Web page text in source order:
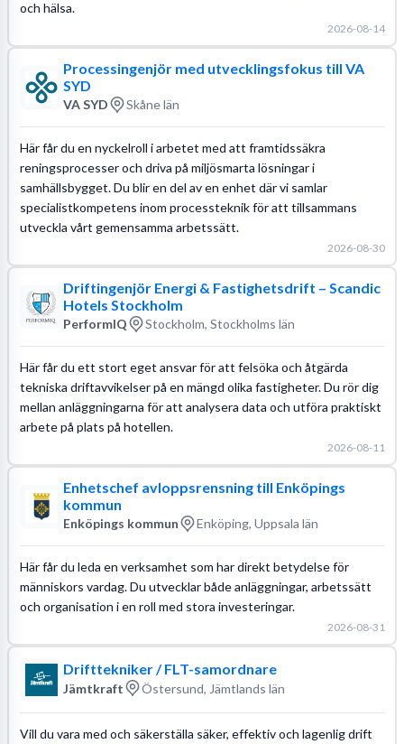
och hälsa.
2026-08-14
Processingenjör med utvecklingsfokus till VA
SYD
VA SYD Skåne län
Här får du en nyckelroll i arbetet med att framtidssäkra
reningsprocesser och driva på miljösmarta lösningar i
samhällsbygget. Du blir en del av en enhet där vi samlar
specialistkompetens inom processteknik för att tillsammans
utveckla vårt gemensamma arbetssätt.
2026-08-30
Driftingenjör Energi & Fastighetsdrift – Scandic
Hotels Stockholm
PerformIQ Stockholm, Stockholms län
Här får du ett stort eget ansvar för att felsöka och åtgärda
tekniska driftavvikelser på en mängd olika fastigheter. Du rör dig
mellan anläggningarna för att analysera data och utföra praktiskt
arbete på plats på hotellen.
2026-08-11
Enhetschef avloppsrensning till Enköpings
kommun
Enköpings kommun Enköping, Uppsala län
Här får du leda en verksamhet som har direkt betydelse för
människors vardag. Du utvecklar både anläggningar, arbetssätt
och organisation i en roll med stora investeringar.
2026-08-31
Drifttekniker / FLT-samordnare
Jämtkraft Östersund, Jämtlands län
Vill du vara med och säkerställa säker, effektiv och lagenlig drift